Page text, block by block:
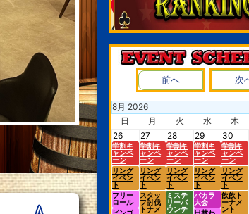
前へ 次
8月 2026
日
月 火 水 木
26
学割キ
ャンペ
ーン
リング
イベン
ト
フリー
ロール
27
学割キ
ャンペ
ーン
リング
イベン
ト
スタッ
フ討伐
トナメ
28
学割キ
ャンペ
ーン
リング
イベン
ト
ミステ
リーバ
ウンテ
29
学割キ
ャンペ
ーン
リング
イベン
ト
バカラ
大会
30
学割キ
ャンペ
ーン
リング
イベン
ト
飲飲ト
ーナメ
ント